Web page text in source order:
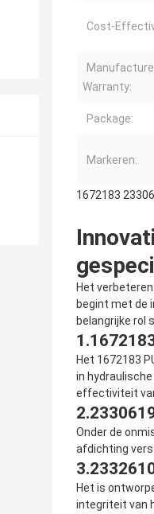
Cost-
Warranty:
Package:
Markeren:
1672183
Het
begint met de
belangrijke rol
1.
Het 1672183
in
effectiviteit
2.
Onder de
afdichting
3.
Het is
integriteit van